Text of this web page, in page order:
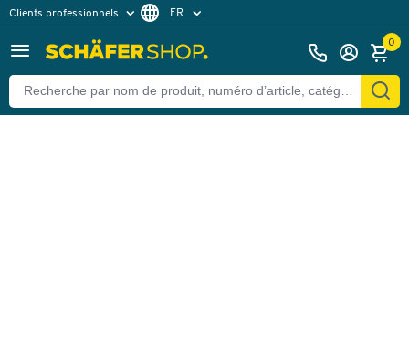
Clients professionnels
Clients particuliers
FR
0
Retour